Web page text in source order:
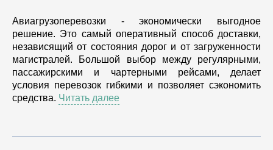
Авиагрузоперевозки - экономически выгодное
решение. Это самый оперативный способ доставки,
независящий от состояния дорог и от загруженности
магистралей. Большой выбор между регулярными,
пассажирскими и чартерными рейсами, делает
условия перевозок гибкими и позволяет сэкономить
средства. Читать далее